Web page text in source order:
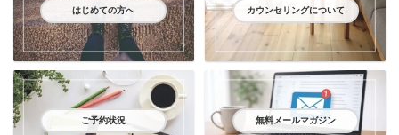
はじめての方へ カウンセリングについて
ご予約状況 無料メールマガジン